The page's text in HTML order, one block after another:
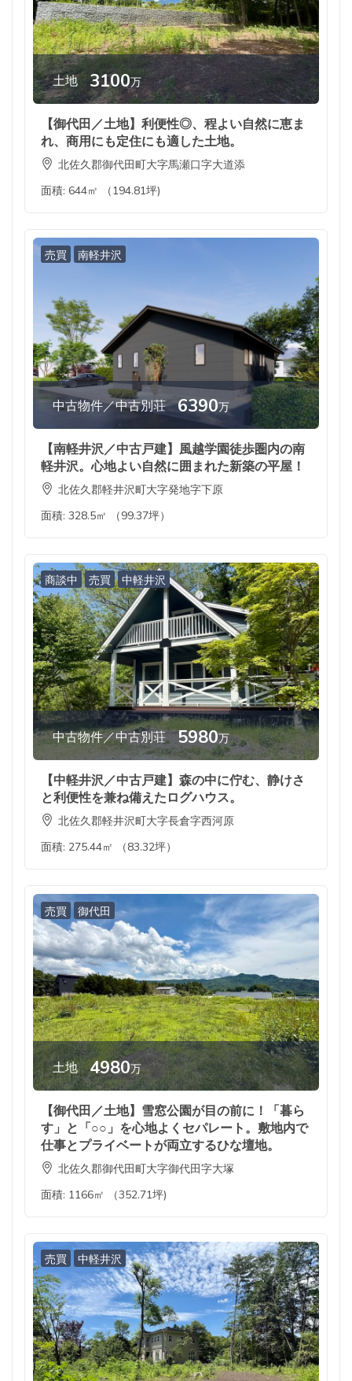
土地 3100万
【御代田／土地】利便性◎、程よい自然に恵ま
れ、商用にも定住にも適した土地。
北佐久郡御代田町大字馬瀬口字大道添
面積: 644㎡ （194.81坪)
売買 南軽井沢
中古物件／中古別荘 6390万
【南軽井沢／中古戸建】風越学園徒歩圏内の南
軽井沢。心地よい自然に囲まれた新築の平屋！
北佐久郡軽井沢町大字発地字下原
面積: 328.5㎡ （99.37坪）
商談中 売買 中軽井沢
中古物件／中古別荘 5980万
【中軽井沢／中古戸建】森の中に佇む、静けさ
と利便性を兼ね備えたログハウス。
北佐久郡軽井沢町大字長倉字西河原
面積: 275.44㎡ （83.32坪）
売買 御代田
土地 4980万
【御代田／土地】雪窓公園が目の前に！「暮ら
す」と「○○」を心地よくセパレート。敷地内で
仕事とプライベートが両立するひな壇地。
北佐久郡御代田町大字御代田字大塚
面積: 1166㎡ （352.71坪)
売買 中軽井沢